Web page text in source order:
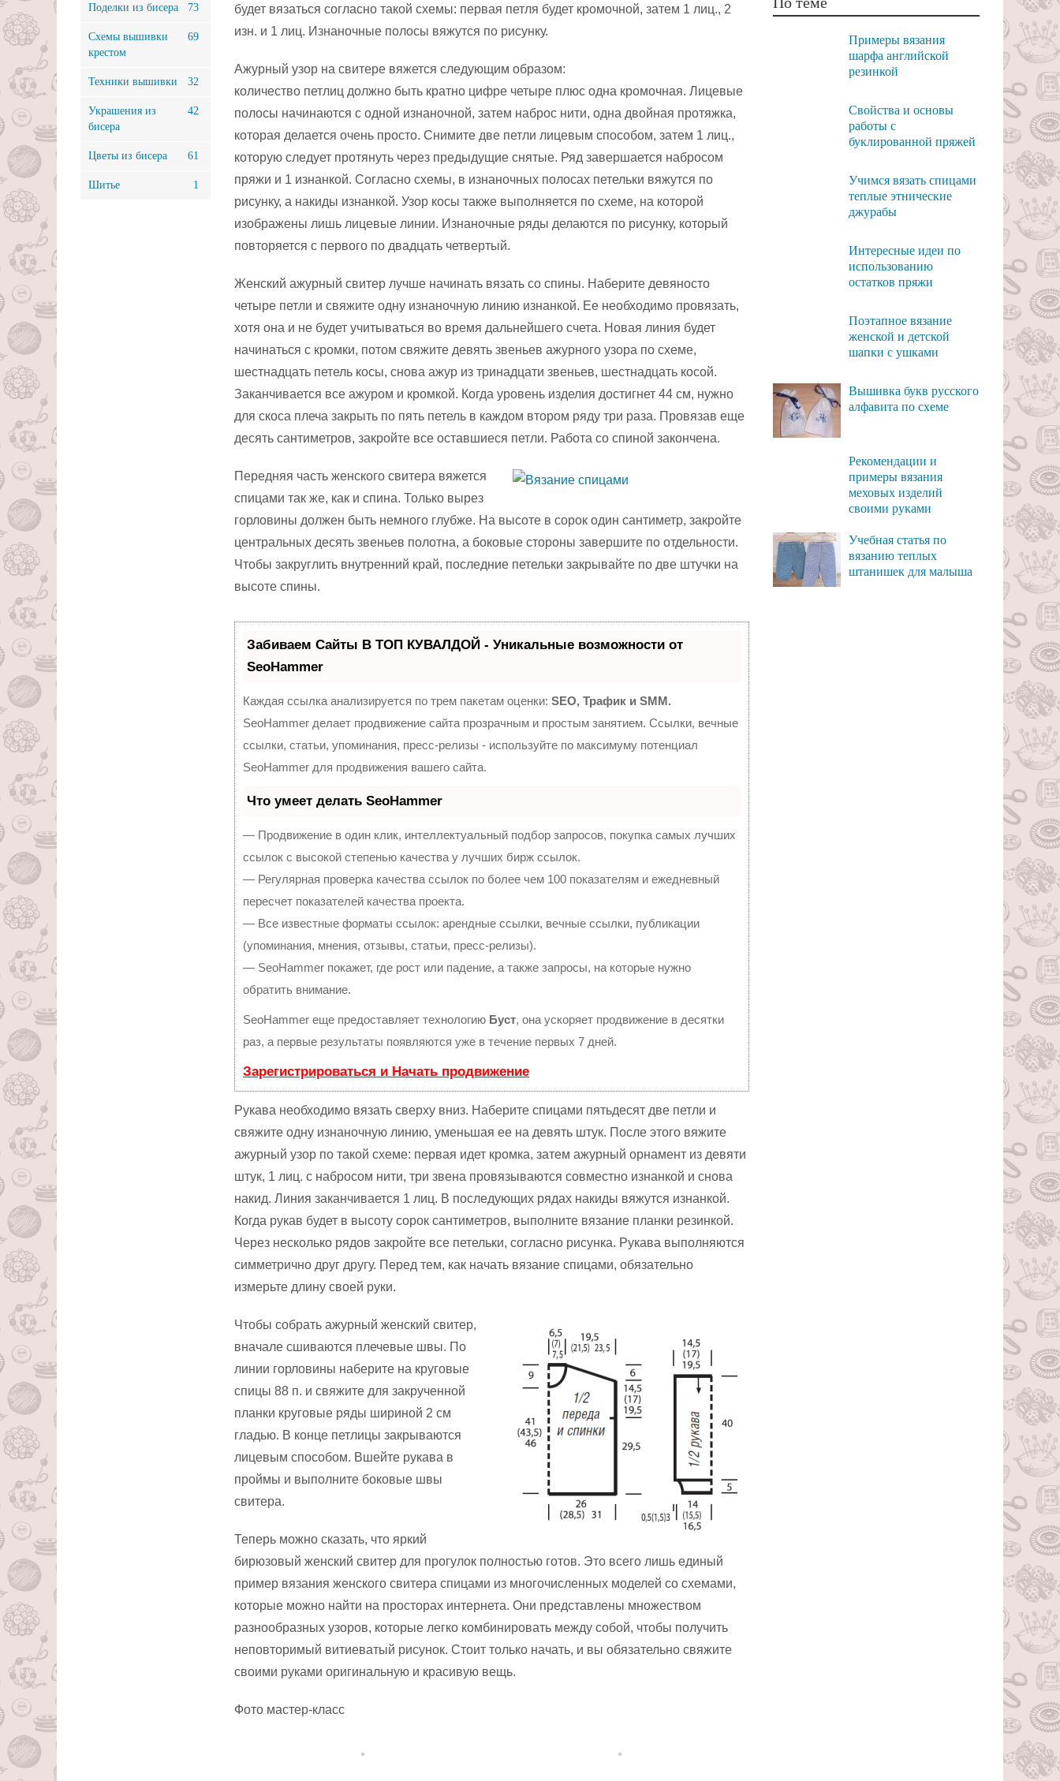
будет вязаться согласно такой схемы: первая петля будет кромочной, затем 1 лиц., 2
изн. и 1 лиц. Изнаночные полосы вяжутся по рисунку.
Ажурный узор на свитере вяжется следующим образом:
количество петлиц должно быть кратно цифре четыре плюс одна кромочная. Лицевые
полосы начинаются с одной изнаночной, затем наброс нити, одна двойная протяжка,
которая делается очень просто. Снимите две петли лицевым способом, затем 1 лиц.,
которую следует протянуть через предыдущие снятые. Ряд завершается набросом
пряжи и 1 изнанкой. Согласно схемы, в изнаночных полосах петельки вяжутся по
рисунку, а накиды изнанкой. Узор косы также выполняется по схеме, на которой
изображены лишь лицевые линии. Изнаночные ряды делаются по рисунку, который
повторяется с первого по двадцать четвертый.
Женский ажурный свитер лучше начинать вязать со спины. Наберите девяносто
четыре петли и свяжите одну изнаночную линию изнанкой. Ее необходимо провязать,
хотя она и не будет учитываться во время дальнейшего счета. Новая линия будет
начинаться с кромки, потом свяжите девять звеньев ажурного узора по схеме,
шестнадцать петель косы, снова ажур из тринадцати звеньев, шестнадцать косой.
Заканчивается все ажуром и кромкой. Когда уровень изделия достигнет 44 см, нужно
для скоса плеча закрыть по пять петель в каждом втором ряду три раза. Провязав еще
десять сантиметров, закройте все оставшиеся петли. Работа со спиной закончена.
Передняя часть женского свитера вяжется
спицами так же, как и спина. Только вырез
горловины должен быть немного глубже. На высоте в сорок один сантиметр, закройте
центральных десять звеньев полотна, а боковые стороны завершите по отдельности.
Чтобы закруглить внутренний край, последние петельки закрывайте по две штучки на
высоте спины.
Забиваем Сайты В ТОП КУВАЛДОЙ - Уникальные возможности от
SeoHammer
Каждая ссылка анализируется по трем пакетам оценки: SEO, Трафик и SMM.
SeoHammer делает продвижение сайта прозрачным и простым занятием. Ссылки, вечные
ссылки, статьи, упоминания, пресс-релизы - используйте по максимуму потенциал
SeoHammer для продвижения вашего сайта.
Что умеет делать SeoHammer
— Продвижение в один клик, интеллектуальный подбор запросов, покупка самых лучших
ссылок с высокой степенью качества у лучших бирж ссылок.
— Регулярная проверка качества ссылок по более чем 100 показателям и ежедневный
пересчет показателей качества проекта.
— Все известные форматы ссылок: арендные ссылки, вечные ссылки, публикации
(упоминания, мнения, отзывы, статьи, пресс-релизы).
— SeoHammer покажет, где рост или падение, а также запросы, на которые нужно
обратить внимание.
SeoHammer еще предоставляет технологию Буст, она ускоряет продвижение в десятки
раз, а первые результаты появляются уже в течение первых 7 дней.
Зарегистрироваться и Начать продвижение
Рукава необходимо вязать сверху вниз. Наберите спицами пятьдесят две петли и
свяжите одну изнаночную линию, уменьшая ее на девять штук. После этого вяжите
ажурный узор по такой схеме: первая идет кромка, затем ажурный орнамент из девяти
штук, 1 лиц. с набросом нити, три звена провязываются совместно изнанкой и снова
накид. Линия заканчивается 1 лиц. В последующих рядах накиды вяжутся изнанкой.
Когда рукав будет в высоту сорок сантиметров, выполните вязание планки резинкой.
Через несколько рядов закройте все петельки, согласно рисунка. Рукава выполняются
симметрично друг другу. Перед тем, как начать вязание спицами, обязательно
измерьте длину своей руки.
Чтобы собрать ажурный женский свитер,
вначале сшиваются плечевые швы. По
линии горловины наберите на круговые
спицы 88 п. и свяжите для закрученной
планки круговые ряды шириной 2 см
гладью. В конце петлицы закрываются
лицевым способом. Вшейте рукава в
проймы и выполните боковые швы
свитера.
Теперь можно сказать, что яркий
бирюзовый женский свитер для прогулок полностью готов. Это всего лишь единый
пример вязания женского свитера спицами из многочисленных моделей со схемами,
которые можно найти на просторах интернета. Они представлены множеством
разнообразных узоров, которые легко комбинировать между собой, чтобы получить
неповторимый витиеватый рисунок. Стоит только начать, и вы обязательно свяжите
своими руками оригинальную и красивую вещь.
Фото мастер-класс
Примеры вязания
шарфа английской
резинкой
Свойства и основы
работы с
буклированной пряжей
Учимся вязать спицами
теплые этнические
джурабы
Интересные идеи по
использованию
остатков пряжи
Поэтапное вязание
женской и детской
шапки с ушками
Вышивка букв русского
алфавита по схеме
Рекомендации и
примеры вязания
меховых изделий
своими руками
Учебная статья по
вязанию теплых
штанишек для малыша
Поделки из бисера 73
Схемы вышивки
крестом
69
Техники вышивки 32
Украшения из
бисера
42
Цветы из бисера 61
Шитье 1